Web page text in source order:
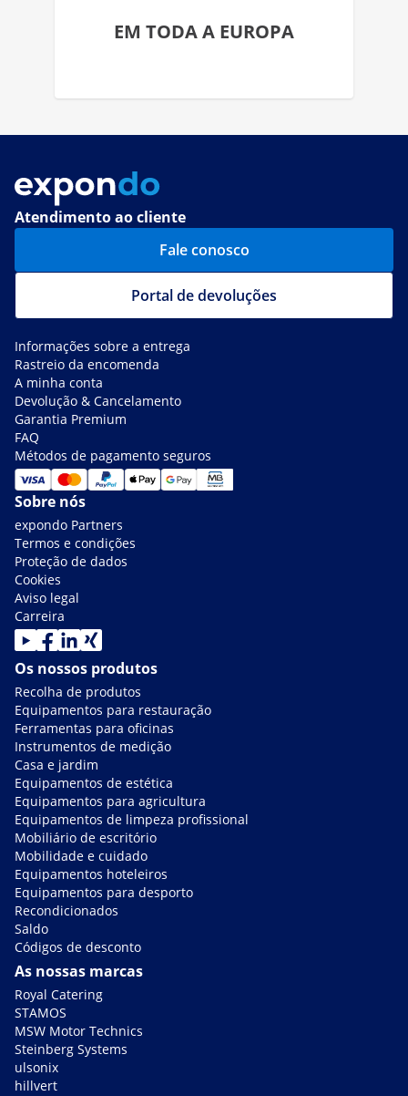
EM TODA A EUROPA
Atendimento ao cliente
Fale conosco
Portal de devoluções
Informações sobre a entrega
Rastreio da encomenda
A minha conta
Devolução & Cancelamento
Garantia Premium
FAQ
Métodos de pagamento seguros
Sobre nós
expondo Partners
Termos e condições
Proteção de dados
Cookies
Aviso legal
Carreira
Os nossos produtos
Recolha de produtos
Equipamentos para restauração
Ferramentas para oficinas
Instrumentos de medição
Casa e jardim
Equipamentos de estética
Equipamentos para agricultura
Equipamentos de limpeza profissional
Mobiliário de escritório
Mobilidade e cuidado
Equipamentos hoteleiros
Equipamentos para desporto
Recondicionados
Saldo
Códigos de desconto
As nossas marcas
Royal Catering
STAMOS
MSW Motor Technics
Steinberg Systems
ulsonix
hillvert